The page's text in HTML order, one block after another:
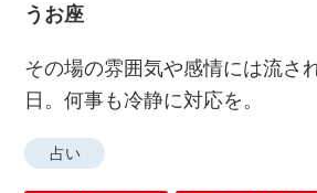
うお座
その場の雰囲気や感情には流さ
日。何事も冷静に対応を。
占い